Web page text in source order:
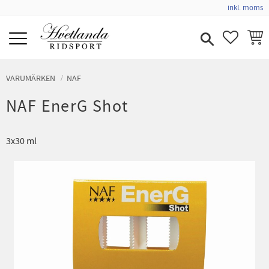
inkl. moms
VARUMÄRKEN NAF
NAF EnerG Shot
3x30 ml